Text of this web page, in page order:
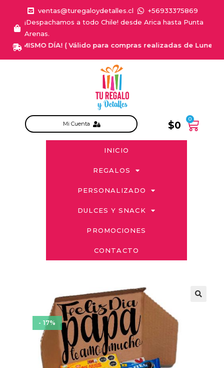
ventas@turegaloydetalles.cl
+56933375869
¡Despachamos a todo Chile! desde Arica hasta Punta
Arenas.
EL MISMO DÍA! ( Válido para compras realizadas de Lunes a
Mi Cuenta $0
0
INICIO
REGALOS
PERSONALIZADO
DULCES Y SNACK
PROMOCIONES
CONTACTO
- 17%